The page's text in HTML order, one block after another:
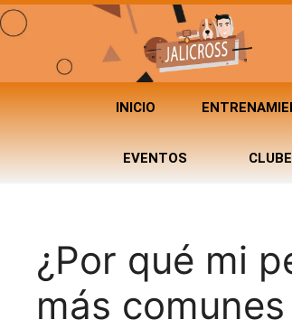
INICIO
EVENTOS
¿Por qué mi
más